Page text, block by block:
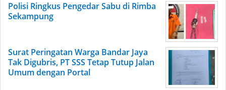
Polisi Ringkus Pengedar Sabu di Rimba
Sekampung
Surat Peringatan Warga Bandar Jaya
Tak Digubris, PT SSS Tetap Tutup Jalan
Umum dengan Portal